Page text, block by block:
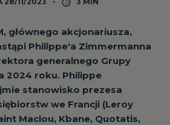
głównego akcjonariusza,
Philippe'a Zimmermanna
generalnego Grupy
2024 roku. Philippe
stanowisko prezesa
we Francji (Leroy
Maclou, Kbane, Quotatis,